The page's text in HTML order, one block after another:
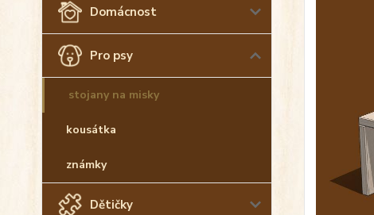
Domácnost
Pro psy
stojany na misky
kousátka
známky
Dětičky